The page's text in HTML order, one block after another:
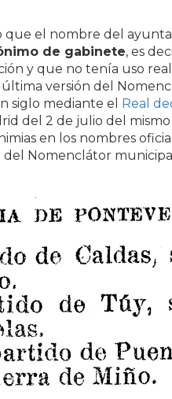
que el nombre del
de gabinete, es
y que no tenía uso
versión del
siglo mediante el Real
del 2 de julio del
en los nombres
Nomenclátor